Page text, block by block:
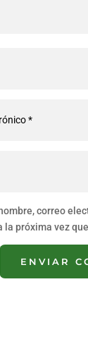
correo
la próxima vez
ENVIAR